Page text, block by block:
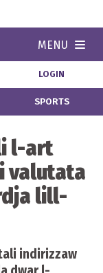
MENU
LOGIN
SPORTS
l-art
valutata
lill-
indirizzaw